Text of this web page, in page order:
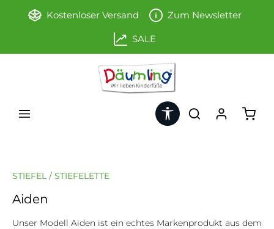
Zum Hauptinhalt springen
Kostenloser Versand Zum Newsletter
SALE
Werkzeugleiste anzeigen
STIEFEL / STIEFELETTE
Aiden
Unser Modell Aiden ist ein echtes Markenprodukt aus dem